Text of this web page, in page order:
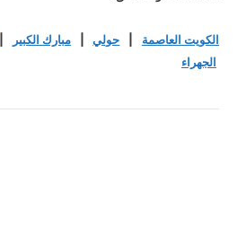
الكويت العاصمة حولي|مبارك الكبير
الجهراء